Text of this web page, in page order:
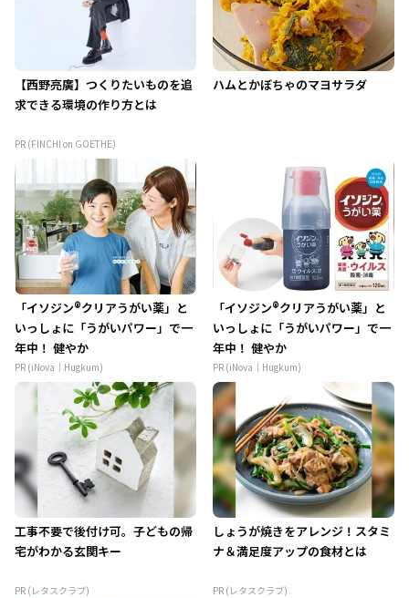
【西野亮廣】つくりたいものを追
求できる環境の作り方とは
PR (FINCHI on GOETHE)
ハムとかぼちゃのマヨサラダ
「イソジン®クリアうがい薬」と
いっしょに「うがいパワー」で一
年中！ 健やか
PR (iNova｜Hugkum)
「イソジン®クリアうがい薬」と
いっしょに「うがいパワー」で一
年中！ 健やか
PR (iNova｜Hugkum)
工事不要で後付け可。子どもの帰
宅がわかる玄関キー
PR (レタスクラブ)
しょうが焼きをアレンジ！スタミ
ナ＆満足度アップの食材とは
PR (レタスクラブ)